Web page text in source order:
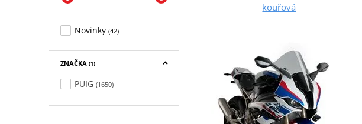
Novinky (42)
ZNAČKA (1)
PUIG (1650)
kouřová